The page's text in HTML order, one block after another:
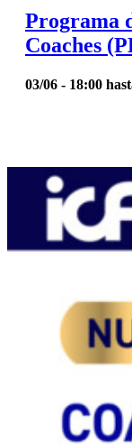
Programa
Coaches
03/06 - 18:00